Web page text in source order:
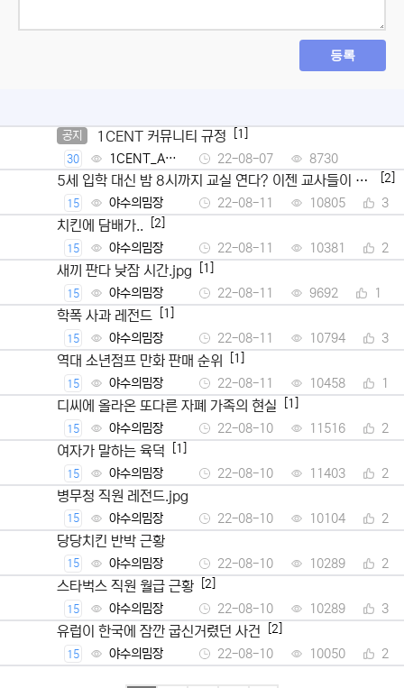
등록
공지 1CENT 커뮤니티 규정 [1]
30
1CENT_Ad
min
22-08-07 8730
5세 입학 대신 밤 8시까지 교실 연다? 이젠 교사들이 뿔
났다
[2]
15 야수의밈장 22-08-11 10805 3
치킨에 담배가.. [2]
15 야수의밈장 22-08-11 10381 2
새끼 판다 낮잠 시간.jpg [1]
15 야수의밈장 22-08-11 9692 1
학폭 사과 레전드 [1]
15 야수의밈장 22-08-11 10794 3
역대 소년점프 만화 판매 순위 [1]
15 야수의밈장 22-08-11 10458 1
디씨에 올라온 또다른 자폐 가족의 현실 [1]
15 야수의밈장 22-08-10 11516 2
여자가 말하는 육덕 [1]
15 야수의밈장 22-08-10 11403 2
병무청 직원 레전드.jpg
15 야수의밈장 22-08-10 10104 2
당당치킨 반박 근황
15 야수의밈장 22-08-10 10289 2
스타벅스 직원 월급 근황 [2]
15 야수의밈장 22-08-10 10289 3
유럽이 한국에 잠깐 굽신거렸던 사건 [2]
15 야수의밈장 22-08-10 10050 2